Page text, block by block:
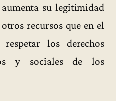
su legitimidad
recursos que en el
los derechos
y sociales de los